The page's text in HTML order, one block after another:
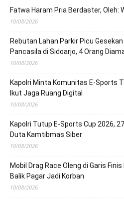
Fatwa Haram Pria Berdaster, Oleh:
10/08/2026
Rebutan Lahan Parkir Picu
Pancasila di Sidoarjo, 4 Orang
10/08/2026
Kapolri Minta Komunitas E-Sports
Ikut Jaga Ruang Digital
10/08/2026
Kapolri Tutup E-Sports Cup 2026,
Duta Kamtibmas Siber
10/08/2026
Mobil Drag Race Oleng di Garis
Balik Pagar Jadi Korban
10/08/2026